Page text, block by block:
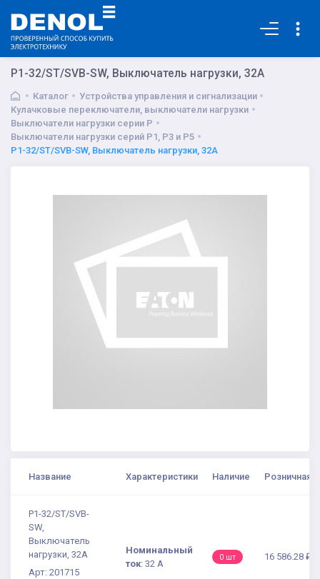
P1-32/ST/SVB-SW, Выключатель нагрузки, 32A
Каталог
Устройства управления и сигнализации
Кулачковые переключатели, выключатели нагрузки
Выключатели нагрузки серии P
Выключатели нагрузки серий P1, P3 и P5
P1-32/ST/SVB-SW, Выключатель нагрузки, 32A
Название Характеристики Наличие Розничная
P1-32/ST/SVB-
SW,
Выключатель
нагрузки, 32A
Арт: 201715
Номинальный
ток: 32 А
0 шт 16 586.28 ₽